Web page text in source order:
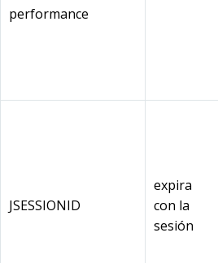
performance
JSESSIONID
expira
con la
sesión